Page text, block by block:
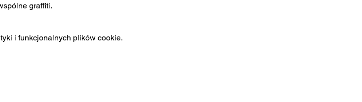
graffiti.
i funkcjonalnych plików cookie.